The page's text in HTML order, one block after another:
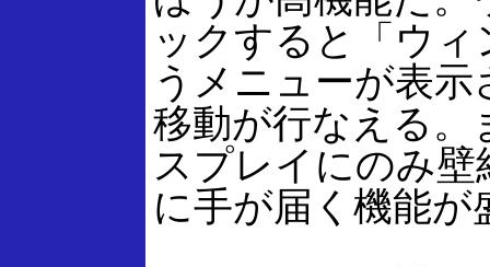
ックすると「ウ
うメニューが表
移動が行なえる。
スプレイにのみ
に手が届く機能